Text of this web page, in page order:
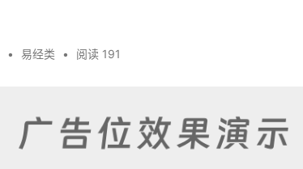
• 易经类 • 阅读 191